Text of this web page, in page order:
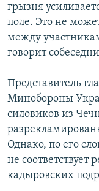
грызня
поле. Это не
между
говорит
Представитель
Минобороны
силовиков из
Однако, по его
не соответствует
кадыровских